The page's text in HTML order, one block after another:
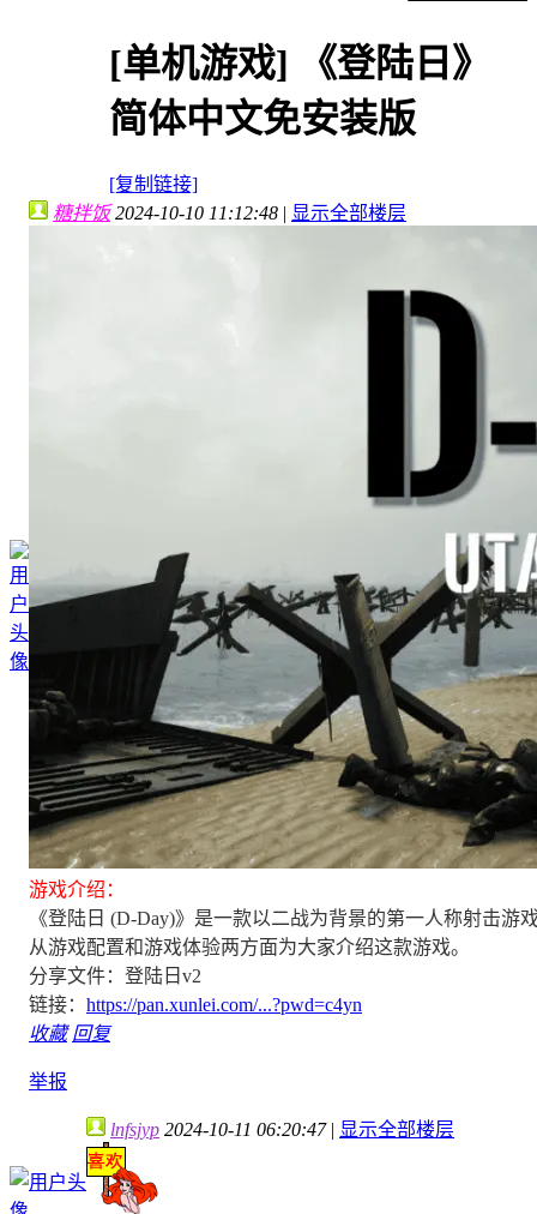
[单机游戏]
《登陆日》
简体中文免安装版
[复制链接]
糖拌饭2024-10-10 11:12:48 | 显示全部楼层
游戏介绍：
《登陆日 (D-Day)》是一款以二战为背景的第一人称射击游
从游戏配置和游戏体验两方面为大家介绍这款游戏。
分享文件：登陆日v2
链接： https://pan.xunlei.com/...?pwd=c4yn
收藏 回复
举报
lnfsjyp 2024-10-11 06:20:47 | 显示全部楼层